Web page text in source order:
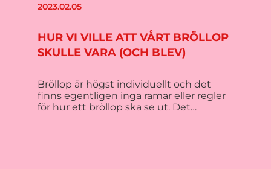
2023.02.05
HUR VI VILLE ATT VÅRT BRÖLLOP
SKULLE VARA (OCH BLEV)
Bröllop är högst individuellt och det
finns egentligen inga ramar eller regler
för hur ett bröllop ska se ut. Det…